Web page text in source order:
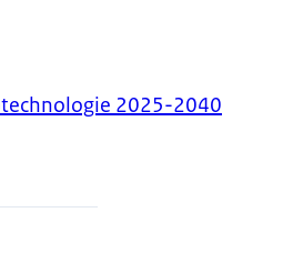
2025-2040